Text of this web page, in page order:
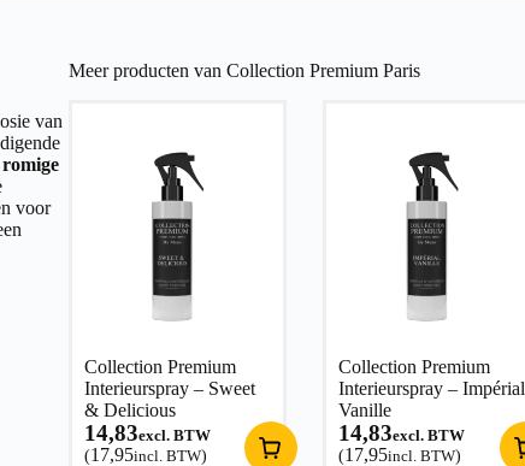
van
voor
Meer producten van Collection Premium Paris
Collection Premium
Interieurspray – Sweet
& Delicious
14,83excl. BTW
(17,95incl. BTW)
Collection Premium
Interieurspray – Impérial
Vanille
14,83excl. BTW
(17,95incl. BTW)